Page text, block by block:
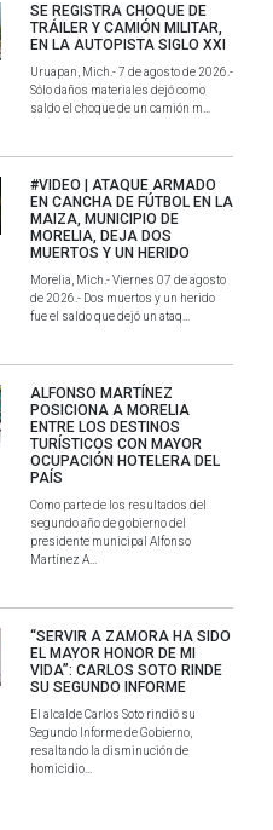
SE REGISTRA CHOQUE DE
TRÁILER Y CAMIÓN MILITAR,
EN LA AUTOPISTA SIGLO XXI
Uruapan, Mich.- 7 de agosto de 2026.-
Sólo daños materiales dejó como
saldo el choque de un camión m...
#VIDEO | ATAQUE ARMADO
EN CANCHA DE FÚTBOL EN LA
MAIZA, MUNICIPIO DE
MORELIA, DEJA DOS
MUERTOS Y UN HERIDO
Morelia, Mich.- Viernes 07 de agosto
de 2026.- Dos muertos y un herido
fue el saldo que dejó un ataq...
ALFONSO MARTÍNEZ
POSICIONA A MORELIA
ENTRE LOS DESTINOS
TURÍSTICOS CON MAYOR
OCUPACIÓN HOTELERA DEL
PAÍS
Como parte de los resultados del
segundo año de gobierno del
presidente municipal Alfonso
Martínez A...
“SERVIR A ZAMORA HA SIDO
EL MAYOR HONOR DE MI
VIDA”: CARLOS SOTO RINDE
SU SEGUNDO INFORME
El alcalde Carlos Soto rindió su
Segundo Informe de Gobierno,
resaltando la disminución de
homicidio...